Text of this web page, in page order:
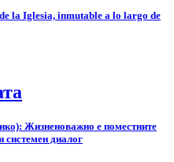
la Iglesia, inmutable a lo largo de
Жизненоважно е поместните
системен диалог